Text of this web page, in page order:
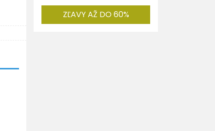
ZĽAVY AŽ DO 60%